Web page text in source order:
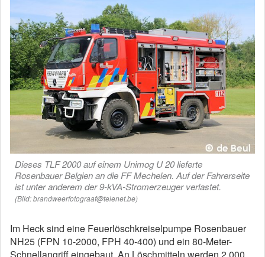
Dieses TLF 2000 auf einem Unimog U 20 lieferte
Rosenbauer Belgien an die FF Mechelen. Auf der Fahrerseite
ist unter anderem der 9-kVA-Stromerzeuger verlastet.
(Bild: brandweerfotograaf@telenet.be)
Im Heck sind eine Feuerlöschkreiselpumpe Rosenbauer
NH25 (FPN 10-2000, FPH 40-400) und ein 80-Meter-